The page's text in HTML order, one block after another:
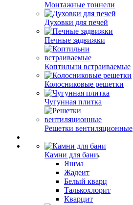
Монтажные тоннели
Духовки для печей
Печные задвижки
Коптильни встраиваемые
Колосниковые решетки
Чугунная плитка
Решетки вентиляционные
Камни для бани
Яшма
Жадеит
Белый кварц
Талькохлорит
Кварцит